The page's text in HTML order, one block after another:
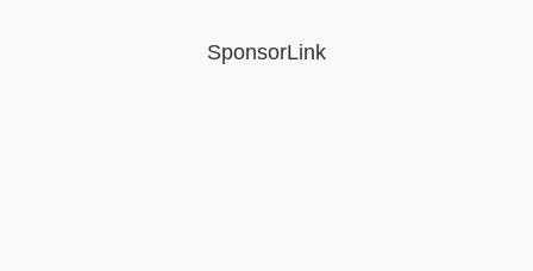
SponsorLink